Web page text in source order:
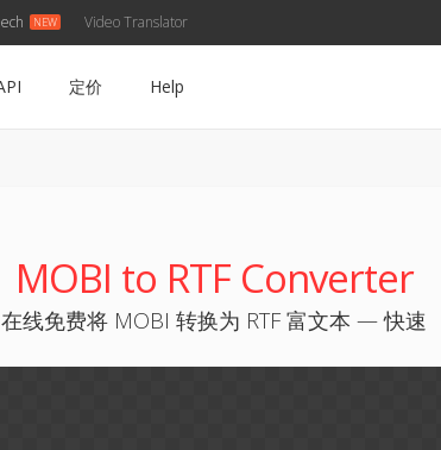
Video Translator
定价 Help
MOBI to RTF Converter
在线免费将 MOBI 转换为 RTF 富文本 — 快速